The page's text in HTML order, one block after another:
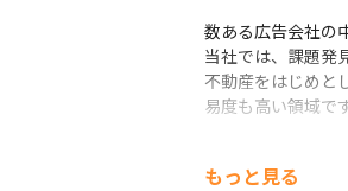
数ある広告会社の
当社では、課題発
不動産をはじめと
易度も高い領域です
グによってクライ
もっと見る